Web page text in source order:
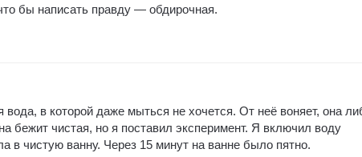
бы написать правду — обдирочная.
вода, в которой даже мыться не хочется. От неё воняет, она
бежит чистая, но я поставил эксперимент. Я включил воду
в чистую ванну. Через 15 минут на ванне было пятно.